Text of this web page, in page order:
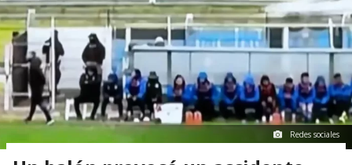
Redes sociales